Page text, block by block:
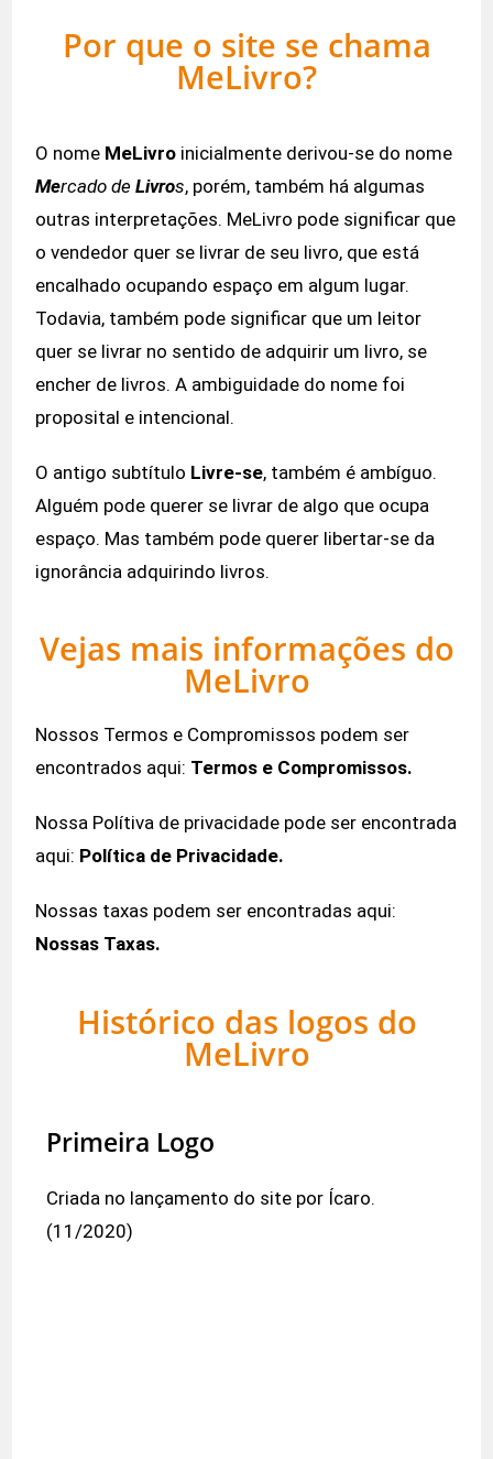
Por que o site se chama
MeLivro?
O nome MeLivro inicialmente derivou-se do nome
Mercado deLivros, porém, também há algumas
outras interpretações. MeLivro pode significar que
o vendedor quer se livrar de seu livro, que está
encalhado ocupando espaço em algum lugar.
Todavia, também pode significar que um leitor
quer se livrar no sentido de adquirir um livro, se
encher de livros. A ambiguidade do nome foi
proposital e intencional.
O antigo subtítulo Livre-se, também é ambíguo.
Alguém pode querer se livrar de algo que ocupa
espaço. Mas também pode querer libertar-se da
ignorância adquirindo livros.
Vejas mais informações do
MeLivro
Nossos Termos e Compromissos podem ser
encontrados aqui: Termos e Compromissos.
Nossa Polítiva de privacidade pode ser encontrada
aqui: Política de Privacidade.
Nossas taxas podem ser encontradas aqui:
Nossas Taxas.
Histórico das logos do
MeLivro
Primeira Logo
Criada no lançamento do site por Ícaro.
(11/2020)